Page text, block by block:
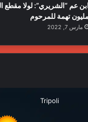
عم “الشريري”: لولا مقطع
مليون تهمة للمرحوم
مارس 7, 2022
Tripoli